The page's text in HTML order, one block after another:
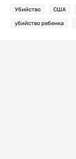
Убийство США
убийство ребенка